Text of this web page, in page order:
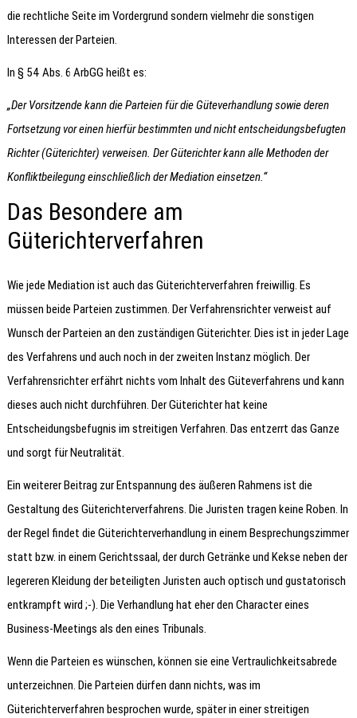
die rechtliche Seite im Vordergrund sondern vielmehr die sonstigen
Interessen der Parteien.
In § 54 Abs. 6 ArbGG heißt es:
„Der Vorsitzende kann die Parteien für die Güteverhandlung sowie deren
Fortsetzung vor einen hierfür bestimmten und nicht entscheidungsbefugten
Richter (Güterichter) verweisen. Der Güterichter kann alle Methoden der
Konfliktbeilegung einschließlich der Mediation einsetzen.“
Das Besondere am
Güterichterverfahren
Wie jede Mediation ist auch das Güterichterverfahren freiwillig. Es
müssen beide Parteien zustimmen. Der Verfahrensrichter verweist auf
Wunsch der Parteien an den zuständigen Güterichter. Dies ist in jeder Lage
des Verfahrens und auch noch in der zweiten Instanz möglich. Der
Verfahrensrichter erfährt nichts vom Inhalt des Güteverfahrens und kann
dieses auch nicht durchführen. Der Güterichter hat keine
Entscheidungsbefugnis im streitigen Verfahren. Das entzerrt das Ganze
und sorgt für Neutralität.
Ein weiterer Beitrag zur Entspannung des äußeren Rahmens ist die
Gestaltung des Güterichterverfahrens. Die Juristen tragen keine Roben. In
der Regel findet die Güterichterverhandlung in einem Besprechungszimmer
statt bzw. in einem Gerichtssaal, der durch Getränke und Kekse neben der
legereren Kleidung der beteiligten Juristen auch optisch und gustatorisch
entkrampft wird ;-). Die Verhandlung hat eher den Character eines
Business-Meetings als den eines Tribunals.
Wenn die Parteien es wünschen, können sie eine Vertraulichkeitsabrede
unterzeichnen. Die Parteien dürfen dann nichts, was im
Güterichterverfahren besprochen wurde, später in einer streitigen